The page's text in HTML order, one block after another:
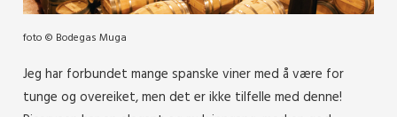
foto © Bodegas Muga
Jeg har forbundet mange spanske viner med å være for
tunge og overeiket, men det er ikke tilfelle med denne!